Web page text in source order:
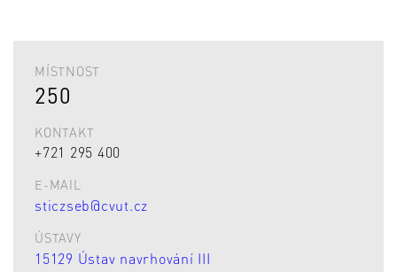
MÍSTNOST
250
KONTAKT
+721 295 400
E-MAIL
sticzseb@cvut.cz
ÚSTAVY
15129 Ústav navrhování III